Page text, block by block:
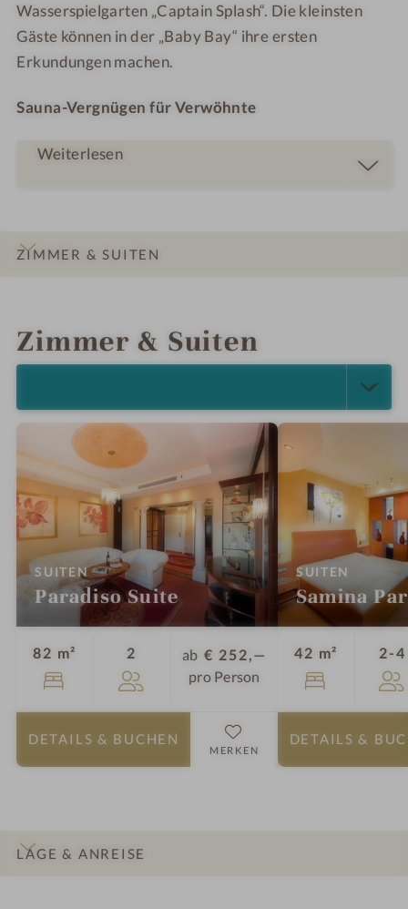
Wasserspielgarten „Captain Splash“. Die kleinsten
Gäste können in der „Baby Bay“ ihre ersten
Erkundungen machen.
Sauna-Vergnügen für Verwöhnte
Weiterlesen
ZIMMER & SUITEN
Zimmer & Suiten
SUITEN:
Paradiso Suite
82 m² 2 Personen
ab € 252,—
pro Person
DETAILS & BUCHEN
MERKEN
SUITEN
Samina
42 m² 2-4
DETAILS &
LAGE & ANREISE